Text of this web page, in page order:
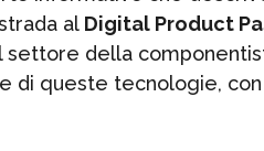
al Digital Product
della
di queste tecnologie,